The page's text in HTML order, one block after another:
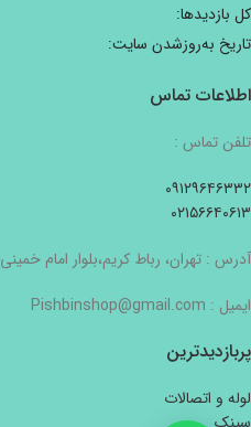
کل بازدیدها:
تاریخ به‌روزشدن سایت:
اطلاعات تماس
تلفن تماس :
۰۹۱۲۹۶۴۶۳۳۲
۰۲۱۵۶۶۴۰۶۱۳
آدرس : تهران، رباط کریم،بلوار امام خمینی
ایمیل : Pishbinshop@gmail.com
پربازدیدترین
لوله و اتصالات